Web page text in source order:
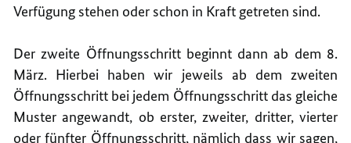
Verfügung stehen oder schon in Kraft getreten sind.
Der zweite Öffnungsschritt beginnt dann ab dem 8.
März. Hierbei haben wir jeweils ab dem zweiten
Öffnungsschritt bei jedem Öffnungsschritt das gleiche
Muster angewandt, ob erster, zweiter, dritter, vierter
oder fünfter Öffnungsschritt, nämlich dass wir sagen,